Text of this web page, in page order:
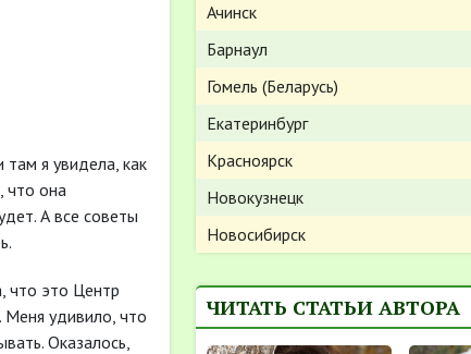
я увидела, как
что она
А все советы
что это Центр
Меня удивило, что
Оказалось,
Ачинск
Барнаул
Гомель (Беларусь)
Екатеринбург
Красноярск
Новокузнецк
Новосибирск
ЧИТАТЬ СТАТЬИ АВТОРА